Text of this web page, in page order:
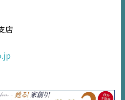
エリア
店